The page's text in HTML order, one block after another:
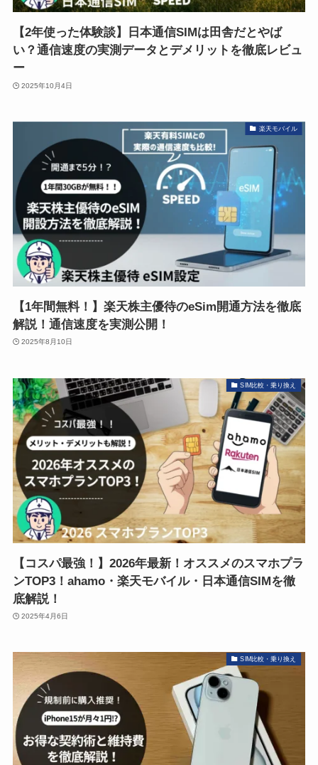
【2年使った体験談】日本通信SIMは田舎だとやば
い？通信速度の実測データとデメリットを徹底レビュ
ー
2025年10月4日
楽天モバイル
【1年間無料！】楽天株主優待のeSim開通方法を徹底
解説！通信速度を実測公開！
2025年8月10日
SIM比較・乗り換え
【コスパ最強！】2026年最新！オススメのスマホプラ
ンTOP3！ahamo・楽天モバイル・日本通信SIMを徹
底解説！
2025年4月6日
SIM比較・乗り換え